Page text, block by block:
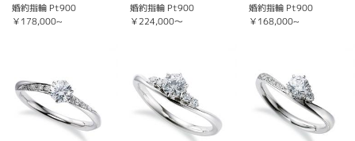
婚約指輪 Pt900
￥178,000~
婚約指輪 Pt900
￥224,000～
婚約指輪 Pt900
￥168,000~